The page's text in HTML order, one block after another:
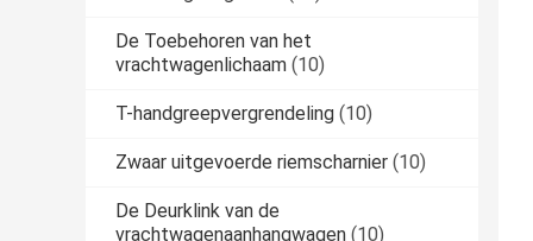
De Toebehoren van het
vrachtwagenlichaam (10)
T-handgreepvergrendeling (10)
Zwaar uitgevoerde riemscharnier (10)
De Deurklink van de
vrachtwagenaanhangwagen (10)